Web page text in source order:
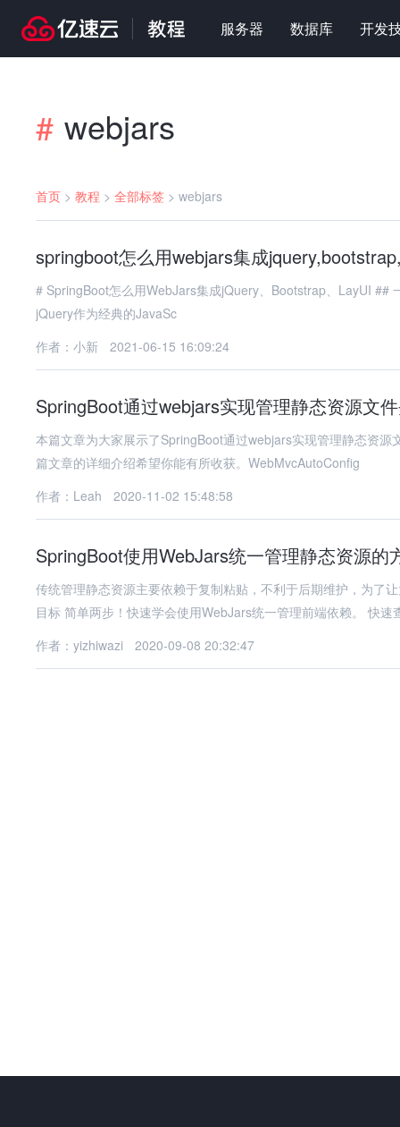
服务器 数据库 开发
# webjars
首页 > 教程 > 全部标签 > webjars
springboot怎么用webjars集成
# SpringBoot怎么用WebJars集成jQuery、Bootstrap、LayUI ## 一、前言 在现代Web开发中，前端框架和库的使用已经成为标配。
jQuery作为经典的JavaSc
作者：小新
2021-06-15 16:09:24
SpringBoot通过webjars实现管理静态资源文
本篇文章为大家展示了SpringBoot通过webjars实现管理静态资
篇文章的详细介绍希望你能有所收获。WebMvcAutoConfig
作者：Leah
2020-11-02 15:48:58
SpringBoot使用WebJars统一管理静态资源的
传统管理静态资源主要依赖于复制粘贴，不利于后期维护，为了
目标 简单两步！快速学会使用WebJars
作者：yizhiwazi
2020-09-08 20:32:47